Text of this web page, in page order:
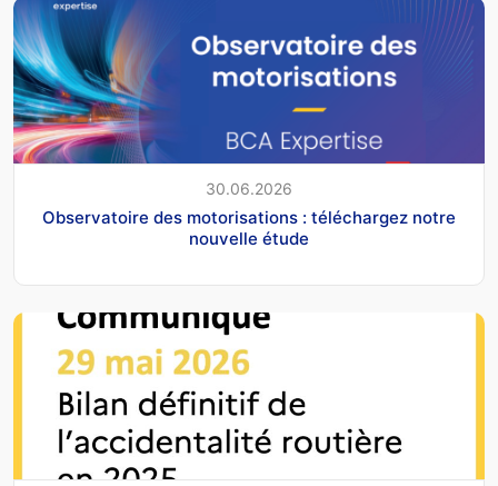
30.06.2026
Observatoire des motorisations : téléchargez notre
nouvelle étude